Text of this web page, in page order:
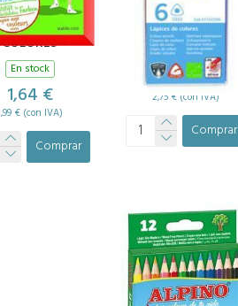
DE MADERA
COLOR 12
COLORES
En stock
1,64 €
€ (con IVA)
Comprar
LAPIZ METALICOS
MILAN 6 COLORES
En stock
2,27 €
2,75 € (con IVA)
Comprar